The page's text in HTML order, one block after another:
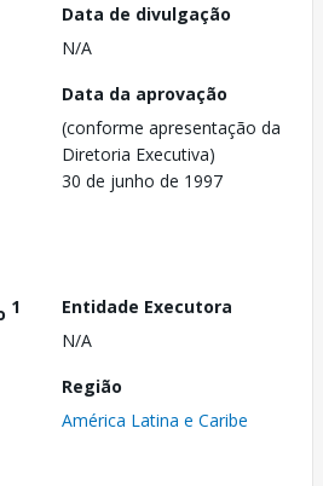
Data de divulgação
N/A
Data da aprovação
(conforme apresentação da
Diretoria Executiva)
30 de junho de 1997
1
Entidade Executora
N/A
Região
América Latina e Caribe